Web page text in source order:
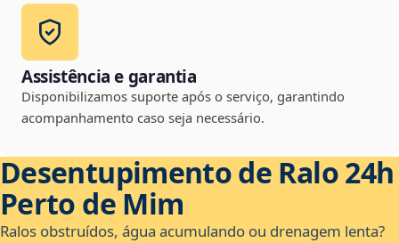
Assistência e garantia
Disponibilizamos suporte após o serviço, garantindo
acompanhamento caso seja necessário.
Desentupimento de Ralo 24h
Perto de Mim
Ralos obstruídos, água acumulando ou drenagem lenta?